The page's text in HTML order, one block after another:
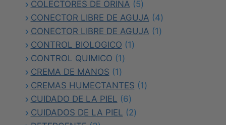
COLECTORES DE ORINA 55
productos
CONECTOR LIBRE DE AGUJA 44
productos
CONECTOR LIBRE DE AGUJA 11
CONTROL BIOLOGICO 11
CONTROL QUIMICO 11
producto
CREMA DE MANOS 11
producto
CREMAS HUMECTANTES 11
CUIDADO DE LA PIEL 66
productos
CUIDADOS DE LA PIEL 22